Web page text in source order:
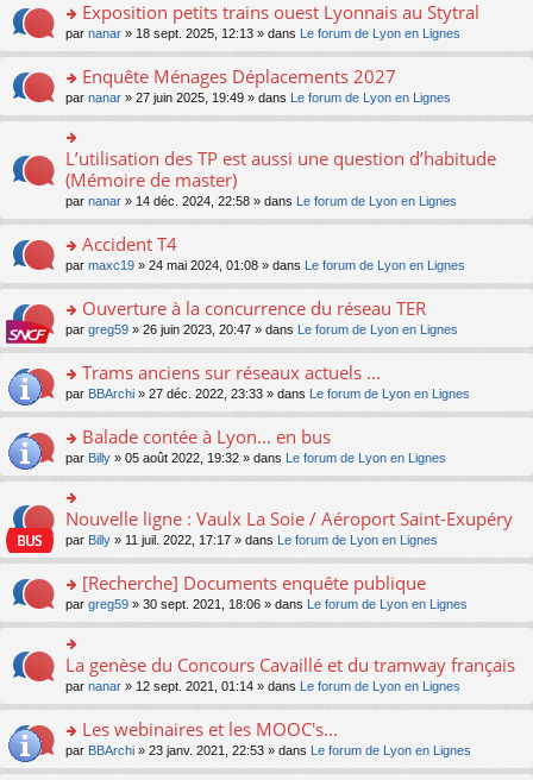
ult
er
le
m
e
s
g
e
n
o
lu
le
pl
u
s
e
nt
o
n
ult
er
le
m
s
a
e
n
o
lu
le
pl
u
s
e
nt
Exposition petits trains ouest Lyonnais au Stytral
par nanar » 18 sept. 2025, 12:13 » dans Le forum de Lyon en Lignes
o
n
s
ult
er
le
m
e
s
a
e
n
o
lu
le
pl
u
s
c
nt
Enquête Ménages Déplacements 2027
par nanar » 27 juin 2025, 19:49 » dans Le forum de Lyon en Lignes
n
s
ult
er
le
m
e
s
a
g
e
n
lu
le
pl
u
s
c
e
nt
L’utilisation des TP est aussi une question d’habitude
(Mémoire de master)
par nanar » 14 déc. 2024, 22:58 » dans Le forum de Lyon en Lignes
o
n
ult
er
le
m
e
a
g
e
n
o
lu
pl
u
s
ré
c
e
nt
Accident T4
par maxc19 » 24 mai 2024, 01:08 » dans Le forum de Lyon en Lignes
o
n
ult
er
le
m
e
s
g
e
n
o
lu
pl
u
s
ré
e
nt
Ouverture à la concurrence du réseau TER
par greg59 » 26 juin 2023, 20:47 » dans Le forum de Lyon en Lignes
o
n
ult
er
le
m
e
s
g
e
n
o
n
le
u
s
ré
Trams anciens sur réseaux actuels ...
par BBArchi » 27 déc. 2022, 23:33 » dans Le forum de Lyon en Lignes
o
n
s
ult
er
le
m
e
s
a
e
n
o
n
le
Balade contée à Lyon... en bus
par Billy » 05 août 2022, 19:32 » dans Le forum de Lyon en Lignes
o
n
er
le
m
e
s
a
g
e
n
o
Nouvelle ligne : Vaulx La Soie / Aéroport Saint-Exupéry
par Billy » 11 juil. 2022, 17:17 » dans Le forum de Lyon en Lignes
o
n
s
ult
er
le
m
e
s
[Recherche] Documents enquête publique
par greg59 » 30 sept. 2021, 18:06 » dans Le forum de Lyon en Lignes
n
er
le
m
La genèse du Concours Cavaillé et du tramway français
par nanar » 12 sept. 2021, 01:14 » dans Le forum de Lyon en Lignes
o
n
Les webinaires et les MOOC's...
par BBArchi » 23 janv. 2021, 22:53 » dans Le forum de Lyon en Lignes